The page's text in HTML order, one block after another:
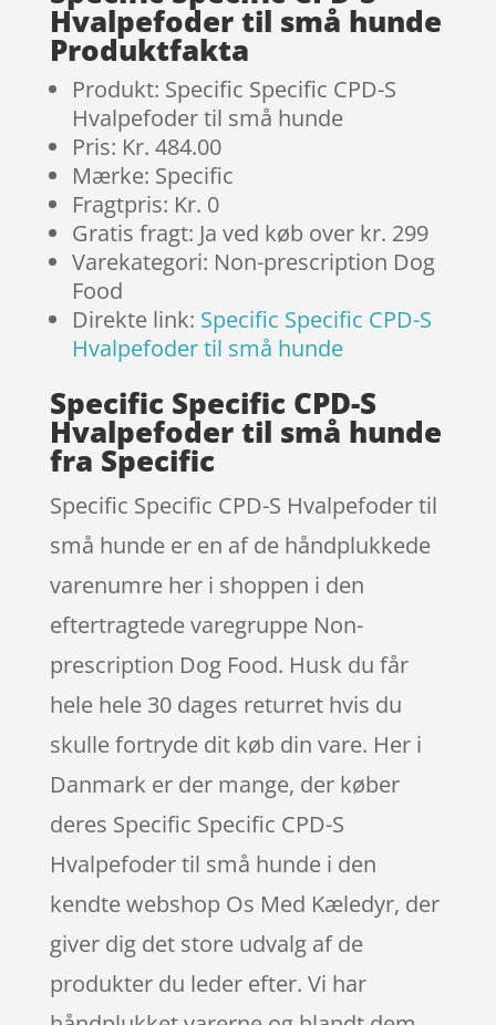
Hvalpefoder til små hunde
Produktfakta
Produkt: Specific Specific CPD-S
Hvalpefoder til små hunde
Pris: Kr. 484.00
Mærke: Specific
Fragtpris: Kr. 0
Gratis fragt: Ja ved køb over kr. 299
Varekategori: Non-prescription Dog
Food
Direkte link: Specific Specific CPD-S
Hvalpefoder til små hunde
Specific Specific CPD-S
Hvalpefoder til små hunde
fra Specific
Specific Specific CPD-S Hvalpefoder til
små hunde er en af de håndplukkede
varenumre her i shoppen i den
eftertragtede varegruppe Non-
prescription Dog Food. Husk du får
hele hele 30 dages returret hvis du
skulle fortryde dit køb din vare. Her i
Danmark er der mange, der køber
deres Specific Specific CPD-S
Hvalpefoder til små hunde i den
kendte webshop Os Med Kæledyr, der
giver dig det store udvalg af de
produkter du leder efter. Vi har